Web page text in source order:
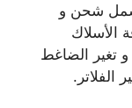
تشمل شحن و
الأسلاك
و تغير الضاغط
الفلاتر.